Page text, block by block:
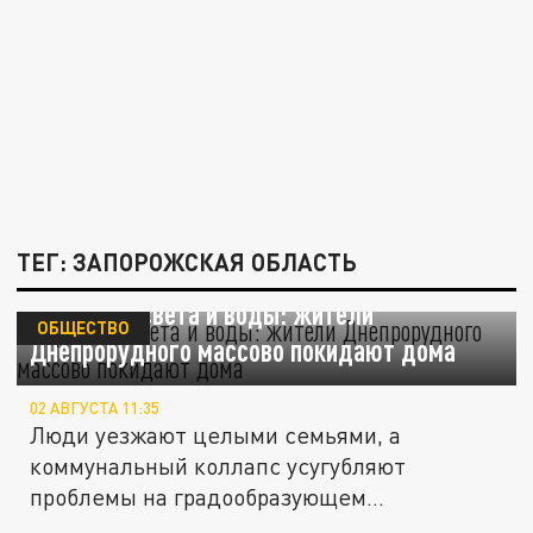
ТЕГ: ЗАПОРОЖСКАЯ ОБЛАСТЬ
Город без света и воды: жители
Днепрорудного массово покидают дома
ОБЩЕСТВО
02 АВГУСТА 11:35
Люди уезжают целыми семьями, а
коммунальный коллапс усугубляют
проблемы на градообразующем